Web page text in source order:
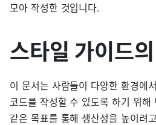
모아 작성한 것입니다.
스타일 가이드
이 문서는 사람들이 다양한 환경에
코드를 작성할 수 있도록 하기 위해
같은 목표를 통해 생산성을 높이려